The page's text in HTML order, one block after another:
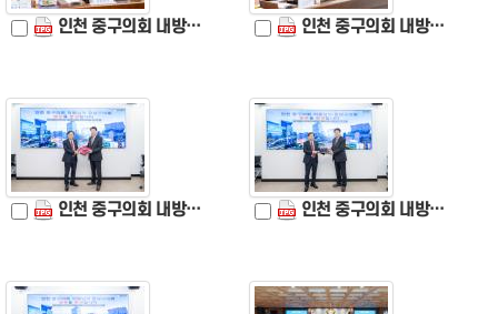
인천 중구의회 내방 (10).jpg 인천 중구의회 내방 (11).jpg
인천 중구의회 내방 (12).jpg 인천 중구의회 내방 (13).jpg